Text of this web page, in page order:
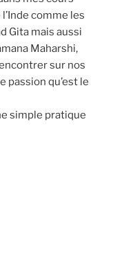
comme les
Gita mais aussi
Maharshi,
sur nos
passion qu’est le
simple pratique